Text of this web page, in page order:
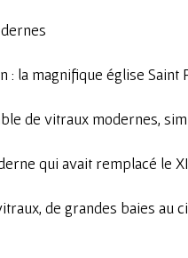
: la magnifique église
de vitraux modernes,
qui avait remplacé le
de grandes baies au